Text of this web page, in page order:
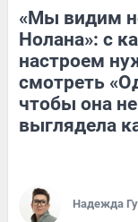
«Мы видим
Нолана»: с
настроем
смотреть
чтобы она не
выглядела
Надежда